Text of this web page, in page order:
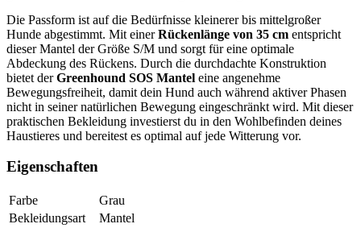
Die Passform ist auf die Bedürfnisse kleinerer bis mittelgroßer
Hunde abgestimmt. Mit einerRückenlänge von 35 cm entspricht
dieser Mantel der Größe S/M und sorgt für eine optimale
Abdeckung des Rückens. Durch die durchdachte Konstruktion
bietet derGreenhound SOS Mantel eine angenehme
Bewegungsfreiheit, damit dein Hund auch während aktiver Phasen
nicht in seiner natürlichen Bewegung eingeschränkt wird. Mit dieser
praktischen Bekleidung investierst du in den Wohlbefinden deines
Haustieres und bereitest es optimal auf jede Witterung vor.
Eigenschaften
Farbe
Grau
Bekleidungsart
Mantel